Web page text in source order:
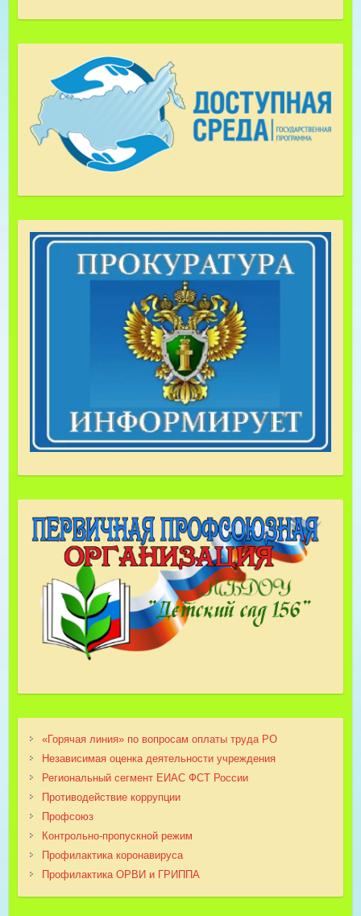
«Горячая линия» по вопросам оплаты труда РО
Независимая оценка деятельности учреждения
Региональный сегмент ЕИАС ФСТ России
Противодействие коррупции
Профсоюз
Контрольно-пропускной режим
Профилактика коронавируса
Профилактика ОРВИ и ГРИППА